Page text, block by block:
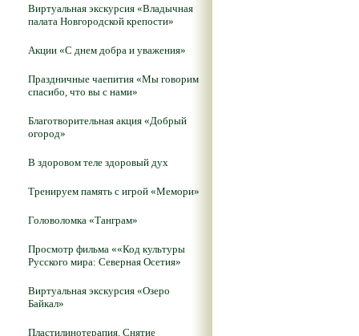
Виртуальная экскурсия «Владычная
палата Новгородской крепости»
Акции «С днем добра и уважения»
Праздничные чаепития «Мы говорим
спасибо, что вы с нами»
Благотворительная акция «Добрый
огород»
В здоровом теле здоровый дух
Тренируем память с игрой «Мемори»
Головоломка «Танграм»
Просмотр фильма ««Код культуры
Русского мира: Северная Осетия»
Виртуальная экскурсия «Озеро
Байкал»
Пластилинотерапия. Снятие